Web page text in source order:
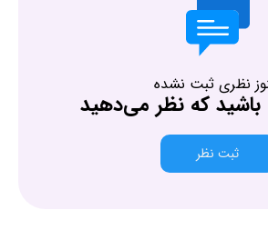
نظری ثبت نشده
باشید که نظر می‌دهید
ثبت نظر